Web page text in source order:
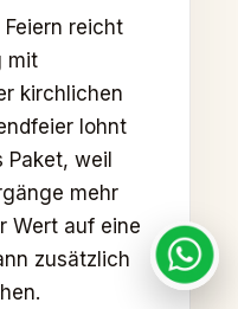
reicht
mit
kirchlichen
lohnt
weil
mehr
Wert auf eine
zusätzlich